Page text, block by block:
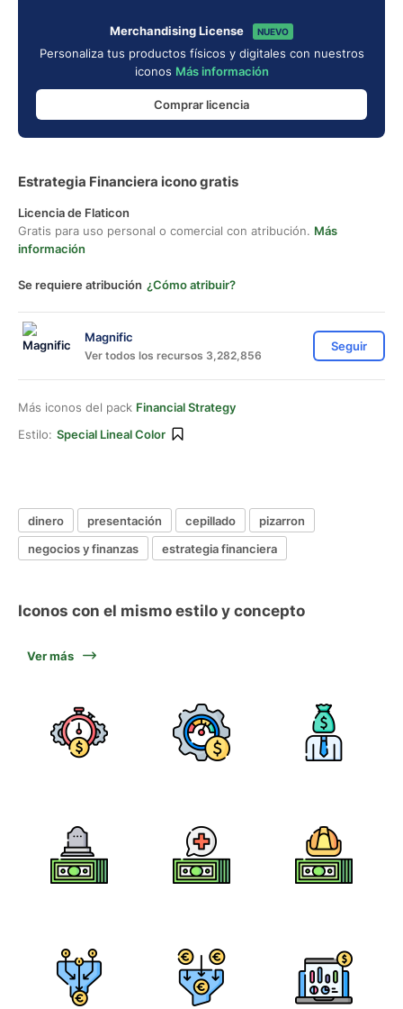
Merchandising License NUEVO
Personaliza tus productos físicos y digitales con nuestros
iconos Más información
Comprar licencia
Estrategia Financiera icono gratis
Licencia de Flaticon
Gratis para uso personal o comercial con atribución. Más
información
Se requiere atribución ¿Cómo atribuir?
Magnific
Ver todos los recursos 3,282,856
Seguir
Más iconos del pack Financial Strategy
Estilo: Special Lineal Color
dinero presentación cepillado
pizarron
negocios y finanzas
estrategia financiera
Iconos con el mismo estilo y concepto
Ver más